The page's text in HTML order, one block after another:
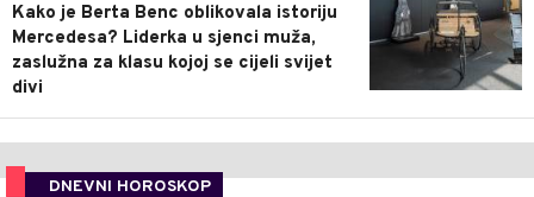
Kako je Berta Benc oblikovala istoriju
Mercedesa? Liderka u sjenci muža,
zaslužna za klasu kojoj se cijeli svijet
divi
DNEVNI HOROSKOP